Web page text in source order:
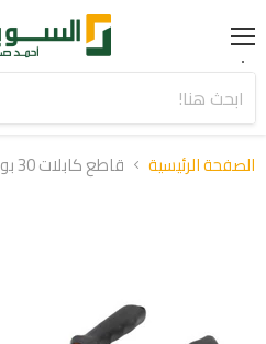
Menu
الصفحة الرئيسية قاطع كابلات 30 بوصة